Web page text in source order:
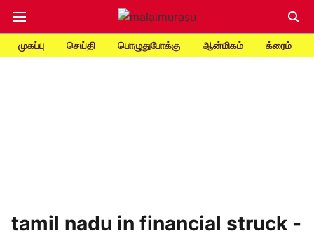
முகப்பு செய்தி பொழுதுபோக்கு ஆன்மிகம் க்ரைம்
tamil nadu in financial struck -